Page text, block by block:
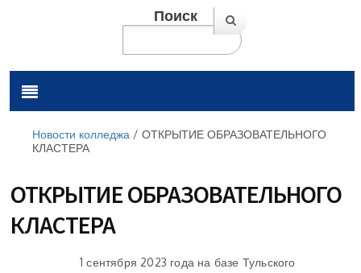
Поиск
Новости колледжа / ОТКРЫТИЕ ОБРАЗОВАТЕЛЬНОГО
КЛАСТЕРА
ОТКРЫТИЕ ОБРАЗОВАТЕЛЬНОГО
КЛАСТЕРА
1 сентября 2023 года на базе Тульского